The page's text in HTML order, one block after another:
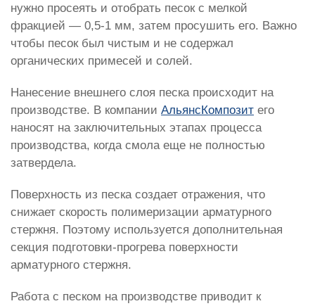
нужно просеять и отобрать песок с мелкой
фракцией — 0,5-1 мм, затем просушить его. Важно
чтобы песок был чистым и не содержал
органических примесей и солей.
Нанесение внешнего слоя песка происходит на
производстве. В компании АльянсКомпозит его
наносят на заключительных этапах процесса
производства, когда смола еще не полностью
затвердела.
Поверхность из песка создает отражения, что
снижает скорость полимеризации арматурного
стержня. Поэтому используется дополнительная
секция подготовки-прогрева поверхности
арматурного стержня.
Работа с песком на производстве приводит к